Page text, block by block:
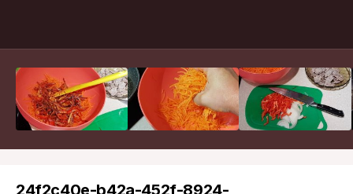
24f2c40e-b42a-452f-8924-